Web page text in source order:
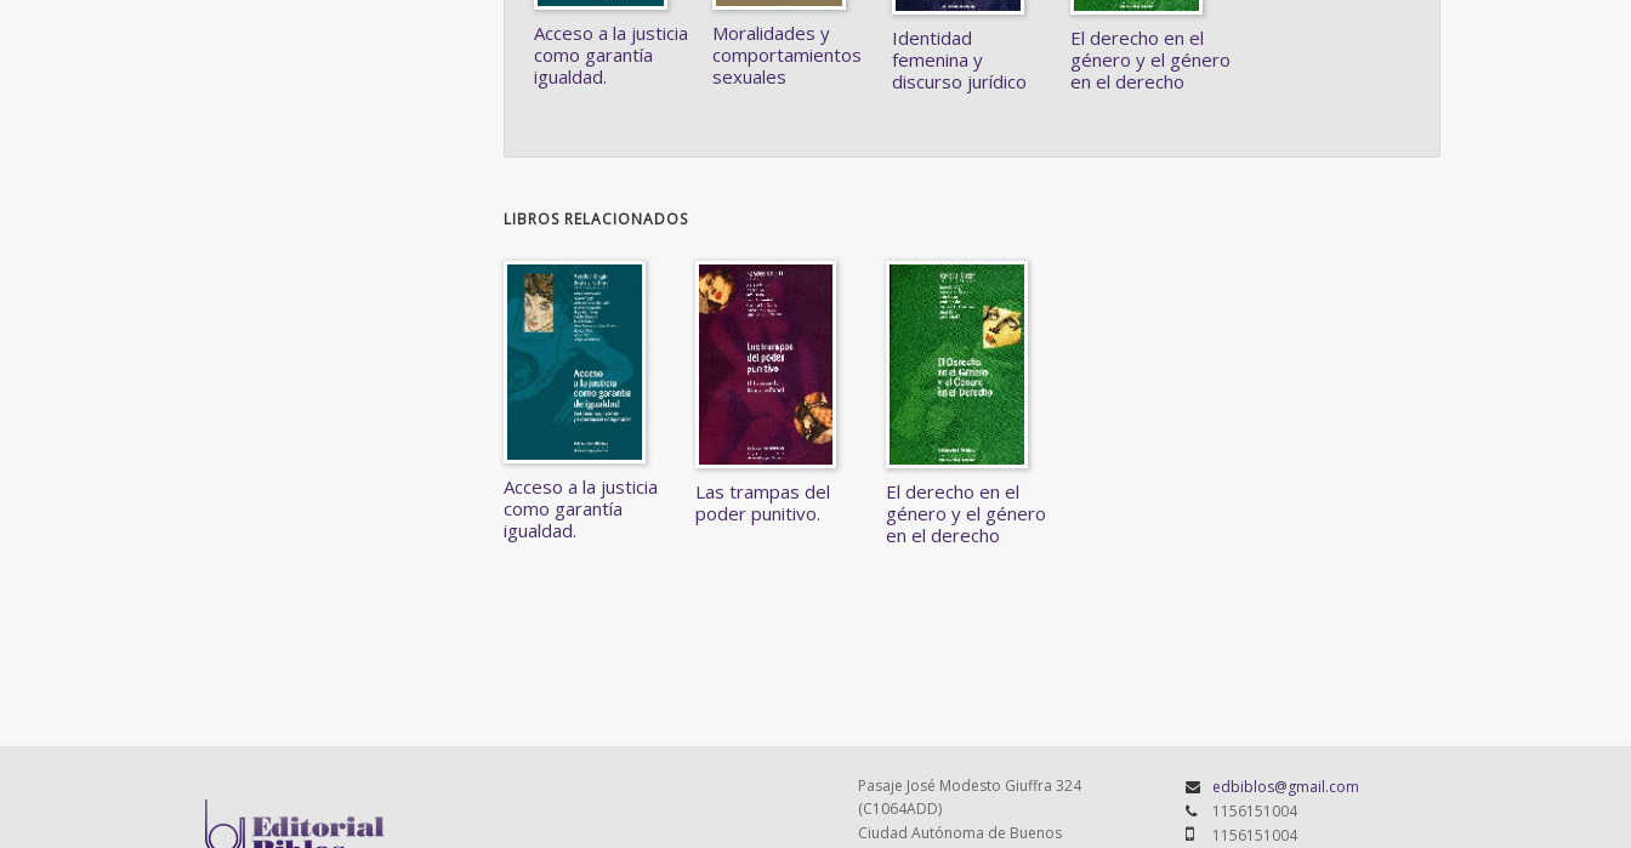
Acceso a la justicia
como garantía
igualdad.
Moralidades y
comportamientos
sexuales
Identidad
femenina y
discurso jurídico
El derecho en el
género y el género
en el derecho
LIBROS RELACIONADOS
Acceso a la justicia
como garantía
igualdad.
Las trampas del
poder punitivo.
El derecho en el
género y el género
en el derecho
Pasaje José Modesto Giuffra 324
(C1064ADD)
Ciudad Autónoma de Buenos
edbiblos@gmail.com
1156151004
1156151004